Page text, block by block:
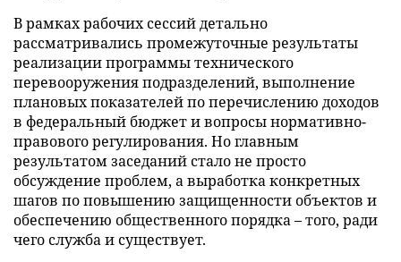
В рамках рабочих сессий детально
рассматривались промежуточные результаты
реализации программы технического
перевооружения подразделений, выполнение
плановых показателей по перечислению доходов
в федеральный бюджет и вопросы нормативно-
правового регулирования. Но главным
результатом заседаний стало не просто
обсуждение проблем, а выработка конкретных
шагов по повышению защищенности объектов и
обеспечению общественного порядка – того, ради
чего служба и существует.